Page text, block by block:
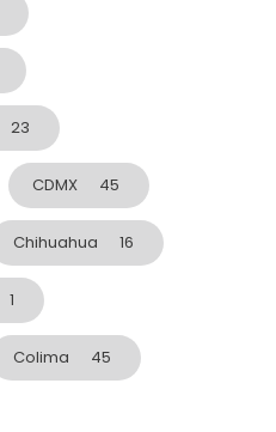
23
CDMX 45
Chihuahua 16
1
Colima 45